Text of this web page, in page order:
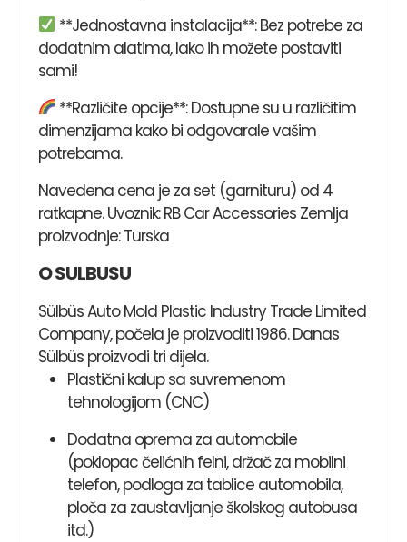
**Jednostavna instalacija**: Bez potrebe za
dodatnim alatima, lako ih možete postaviti
sami!
**Različite opcije**: Dostupne su u različitim
dimenzijama kako bi odgovarale vašim
potrebama.
Navedena cena je za set (garnituru) od 4
ratkapne. Uvoznik: RB Car Accessories Zemlja
proizvodnje: Turska
O SULBUSU
Sülbüs Auto Mold Plastic Industry Trade Limited
Company, počela je proizvoditi 1986. Danas
Sülbüs proizvodi tri dijela.
Plastični kalup sa suvremenom
tehnologijom (CNC)
Dodatna oprema za automobile
(poklopac čelićnih felni, držač za mobilni
telefon, podloga za tablice automobila,
ploča za zaustavljanje školskog autobusa
itd.)